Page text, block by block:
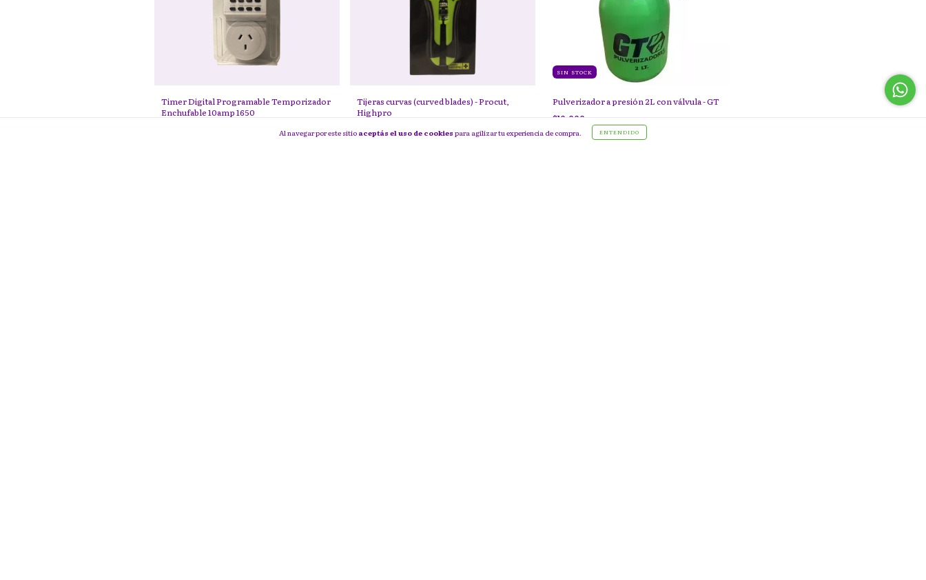
Al navegar por este sitio aceptás el uso de cookies para agilizar tu experiencia de compra. ENTENDIDO
Timer Digital Programable Temporizador
Enchufable 10amp 1650
Tijeras curvas (curved blades) - Procut,
Highpro
$14.800
SIN STOCK
Pulverizador a presión 2L con válvula - GT
$10.000